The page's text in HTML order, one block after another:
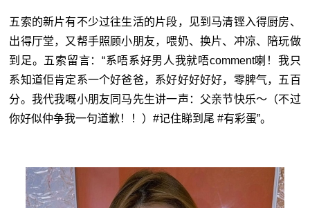
五索的新片有不少过往生活的片段，见到马清铿入得厨房、
出得厅堂，又帮手照顾小朋友，喂奶、换片、冲凉、陪玩做
到足。五索留言：“系唔系好男人我就唔comment喇！我只
系知道佢肯定系一个好爸爸，系好好好好好，零脾气，五百
分。我代我嘅小朋友同马先生讲一声：父亲节快乐～（不过
你好似仲争我一句道歉！！）#记住睇到尾 #有彩蛋”。